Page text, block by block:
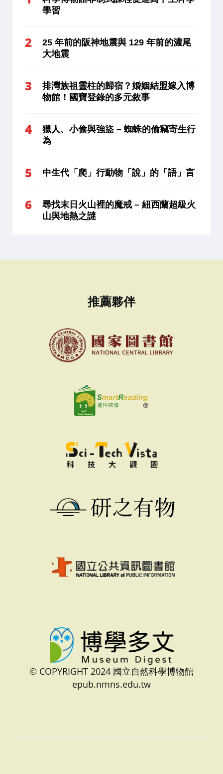
學習
25 年前的阪神地震與 129 年前的濃尾
大地震
排灣族祖靈柱的歸宿？婚姻結盟嫁入博
物館！國寶登錄的多元敘事
獵人、小偷與強盜 – 蜘蛛的偷竊寄生行
為
中生代「爬」行動物「說」的「語」言
尋找末日火山裡的魔戒 – 紐西蘭超級火
山與地熱之謎
推薦夥伴
© COPYRIGHT 2024 國立自然科學博物館
epub.nmns.edu.tw